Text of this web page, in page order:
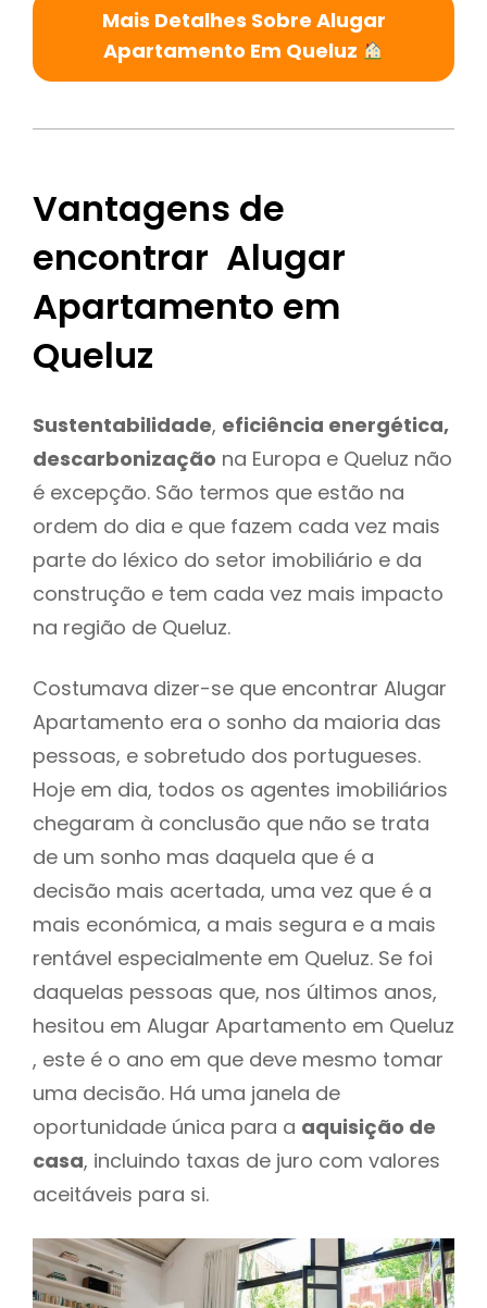
Mais Detalhes Sobre Alugar
Apartamento Em Queluz
Vantagens de
encontrar Alugar
Apartamento em
Queluz
Sustentabilidade, eficiência energética,
descarbonização na Europa e Queluz não
é excepção. São termos que estão na
ordem do dia e que fazem cada vez mais
parte do léxico do setor imobiliário e da
construção e tem cada vez mais impacto
na região de Queluz.
Costumava dizer-se que encontrar Alugar
Apartamento era o sonho da maioria das
pessoas, e sobretudo dos portugueses.
Hoje em dia, todos os agentes imobiliários
chegaram à conclusão que não se trata
de um sonho mas daquela que é a
decisão mais acertada, uma vez que é a
mais económica, a mais segura e a mais
rentável especialmente em Queluz. Se foi
daquelas pessoas que, nos últimos anos,
hesitou em Alugar Apartamento em Queluz
, este é o ano em que deve mesmo tomar
uma decisão. Há uma janela de
oportunidade única para a aquisição de
casa, incluindo taxas de juro com valores
aceitáveis para si.